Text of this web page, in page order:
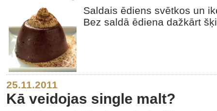
Saldais ēdiens svētkos un
Bez saldā ēdiena dažkārt
25.11.2011
Kā veidojas single malt?